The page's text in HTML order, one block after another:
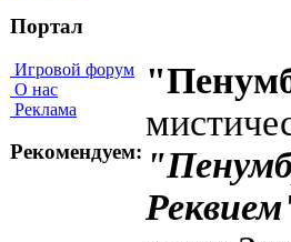
Портал
Игровой форум
О нас
Реклама
Рекомендуем: